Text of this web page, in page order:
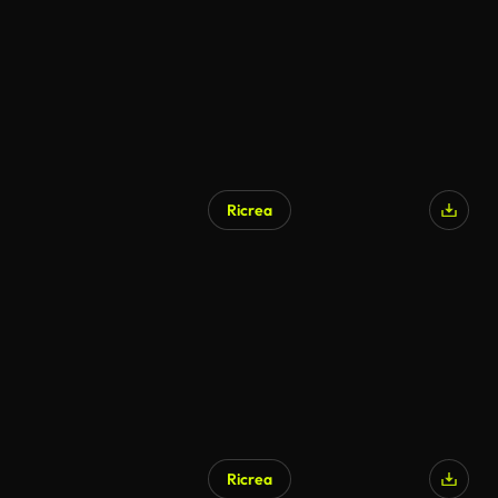
Ricrea
Ricrea